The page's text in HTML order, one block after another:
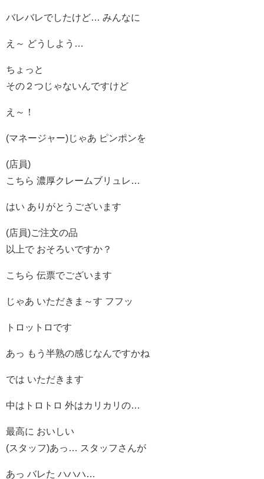
バレバレでしたけど… みんなに
え～ どうしよう…
ちょっと
その２つじゃないんですけど
え～！
(マネージャー)じゃあ ピンポンを
(店員)
こちら 濃厚クレームブリュレ…
はい ありがとうございます
(店員)ご注文の品
以上で おそろいですか？
こちら 伝票でございます
じゃあ いただきま～す フフッ
トロットロです
あっ もう半熟の感じなんですかね
では いただきます
中はトロトロ 外はカリカリの…
最高に おいしい
(スタッフ)あっ… スタッフさんが
あっ バレた ハハハ…